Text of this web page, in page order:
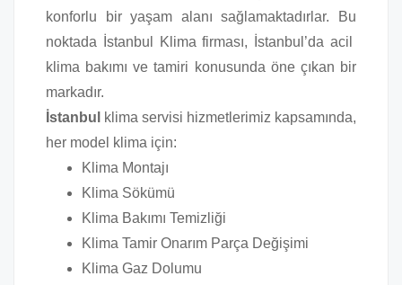
konforlu bir yaşam alanı sağlamaktadırlar. Bu
noktada İstanbul Klima firması, İstanbul’da acil
klima bakımı ve tamiri konusunda öne çıkan bir
markadır.
İstanbul
klima servisi hizmetlerimiz kapsamında,
her model klima için:
Klima Montajı
Klima Sökümü
Klima Bakımı Temizliği
Klima Tamir Onarım Parça Değişimi
Klima Gaz Dolumu